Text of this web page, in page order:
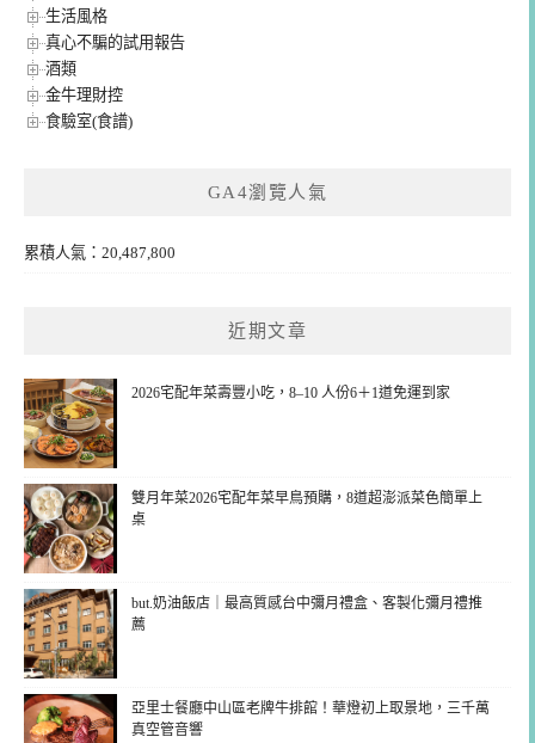
生活風格
真心不騙的試用報告
酒類
金牛理財控
食驗室(食譜)
GA4瀏覽人氣
累積人氣：20,487,800
近期文章
2026宅配年菜壽豐小吃，8–10 人份6＋1道免運到家
雙月年菜2026宅配年菜早鳥預購，8道超澎派菜色簡單上
桌
but.奶油飯店｜最高質感台中彌月禮盒、客製化彌月禮推
薦
亞里士餐廳中山區老牌牛排館！華燈初上取景地，三千萬
真空管音響